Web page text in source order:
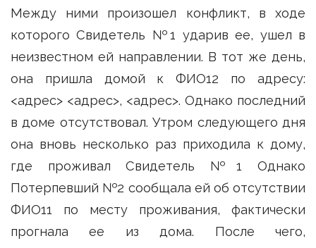
Между ними произошел конфликт, в ходе
которого Свидетель №1 ударив ее, ушел в
неизвестном ей направлении. В тот же день,
она пришла домой к ФИО12 по адресу:
<адрес> <адрес>, <адрес>. Однако последний
в доме отсутствовал. Утром следующего дня
она вновь несколько раз приходила к дому,
где проживал Свидетель №1 Однако
Потерпевший №2 сообщала ей об отсутствии
ФИО11 по месту проживания, фактически
прогнала ее из дома. После чего,